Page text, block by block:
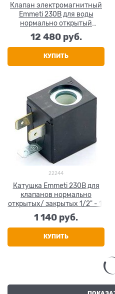
Клапан электромагнитный
Emmeti 230В для воды
нормально открытый
(закрытие по сигналу) 3/4"
12 480 руб.
КУПИТЬ
22244
Катушка Emmeti 230В для
клапанов нормально
открытых/ закрытых 1/2" - 1"
1 140 руб.
КУПИТЬ